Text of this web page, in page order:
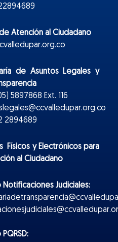
Atención al Ciudadano
de Asuntos Legales y
5897868 Ext. 116
2894689
Físicos yElectrónicospara
al Ciudadano
Judiciales: